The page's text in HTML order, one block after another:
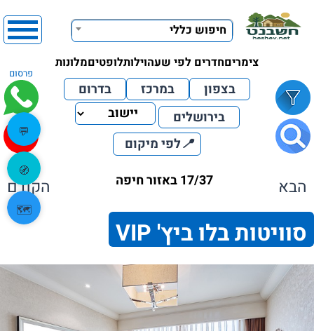
חיפוש כללי
צימריםחדרים לפי שעהוילותלופטיםמלונות
פרסום
בצפון במרכז
בדרום
בירושלים
📍לפי מיקום
הבא 17/37 באזור חיפה הקודם
סוויטות בלו ביץ' VIP
💬
🧭
🗺️